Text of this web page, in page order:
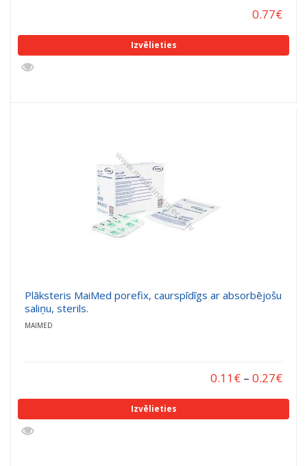
0.77€
Izvēlieties
Plāksteris MaiMed porefix, caurspīdīgs ar absorbējošu
saliņu, sterils.
MAIMED
0.11€ – 0.27€
Izvēlieties